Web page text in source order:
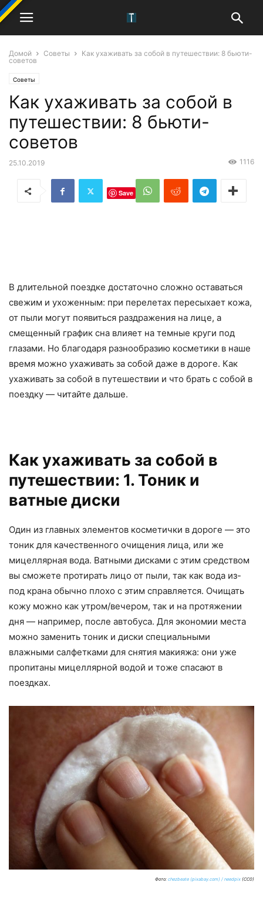
Домой Советы
Как ухаживать за собой в путешествии: 8 бьюти-
советов
Советы
Как ухаживать за собой в
путешествии: 8 бьюти-
советов
25.10.2019 1116
Save
В длительной поездке достаточно сложно оставаться
свежим и ухоженным: при перелетах пересыхает кожа,
от пыли могут появиться раздражения на лице, а
смещенный график сна влияет на темные круги под
глазами. Но благодаря разнообразию косметики в наше
время можно ухаживать за собой даже в дороге. Как
ухаживать за собой в путешествии и что брать с собой в
поездку — читайте дальше.
Как ухаживать за собой в
путешествии: 1. Тоник и
ватные диски
Один из главных элементов косметички в дороге — это
тоник для качественного очищения лица, или же
мицеллярная вода. Ватными дисками с этим средством
вы сможете протирать лицо от пыли, так как вода из-
под крана обычно плохо с этим справляется. Очищать
кожу можно как утром/вечером, так и на протяжении
дня — например, после автобуса. Для экономии места
можно заменить тоник и диски специальными
влажными салфетками для снятия макияжа: они уже
пропитаны мицеллярной водой и тоже спасают в
поездках.
Фото: chezbeate (pixabay.com) / needpix (CC0)